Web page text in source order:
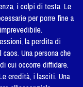
i colpi di testa. Le
per porre fine a
la perdita di
Una persona che
cui occorre diffidare.
eredità, i lasciti. Una